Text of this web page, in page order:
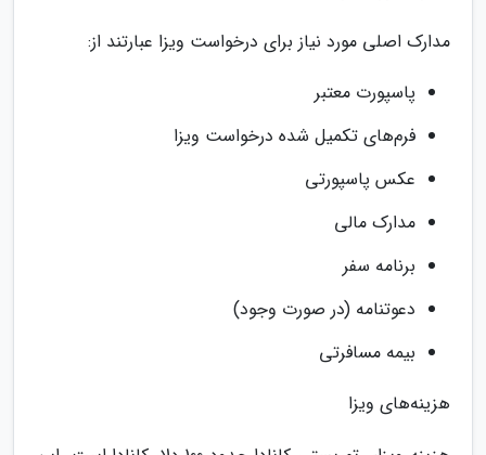
مدارک اصلی مورد نیاز برای درخواست ویزا عبارتند از:
پاسپورت معتبر
فرم‌های تکمیل شده درخواست ویزا
عکس پاسپورتی
مدارک مالی
برنامه سفر
دعوتنامه (در صورت وجود)
بیمه مسافرتی
هزینه‌های ویزا